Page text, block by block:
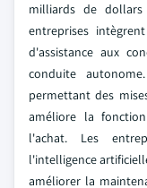
milliards de
entreprises
d'assistance aux
conduite
permettant des
améliore la
l'achat. Les
l'intelligence
améliorer la